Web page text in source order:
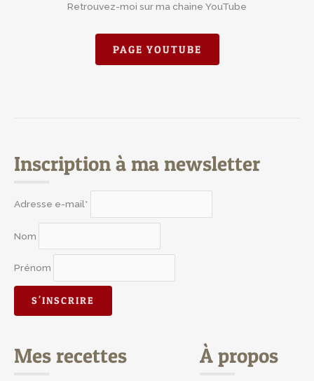
Retrouvez-moi sur ma chaine YouTube
PAGE YOUTUBE
Inscription à ma newsletter
Adresse e-mail*
Nom
Prénom
Mes recettes À propos